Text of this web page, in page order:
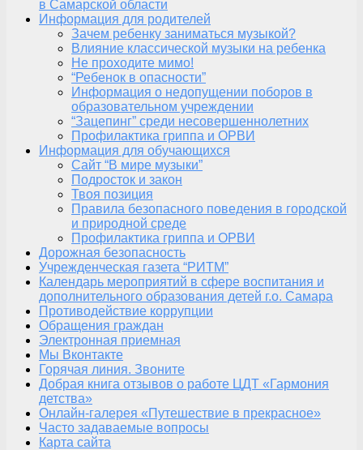
в Самарской области
Информация для родителей
Зачем ребенку заниматься музыкой?
Влияние классической музыки на ребенка
Не проходите мимо!
“Ребенок в опасности”
Информация о недопущении поборов в
образовательном учреждении
“Зацепинг” среди несовершеннолетних
Профилактика гриппа и ОРВИ
Информация для обучающихся
Сайт “В мире музыки”
Подросток и закон
Твоя позиция
Правила безопасного поведения в городской
и природной среде
Профилактика гриппа и ОРВИ
Дорожная безопасность
Учрежденческая газета “РИТМ”
Календарь мероприятий в сфере воспитания и
дополнительного образования детей г.о. Самара
Противодействие коррупции
Обращения граждан
Электронная приемная
Мы Вконтакте
Горячая линия. Звоните
Добрая книга отзывов о работе ЦДТ «Гармония
детства»
Онлайн-галерея «Путешествие в прекрасное»
Часто задаваемые вопросы
Карта сайта